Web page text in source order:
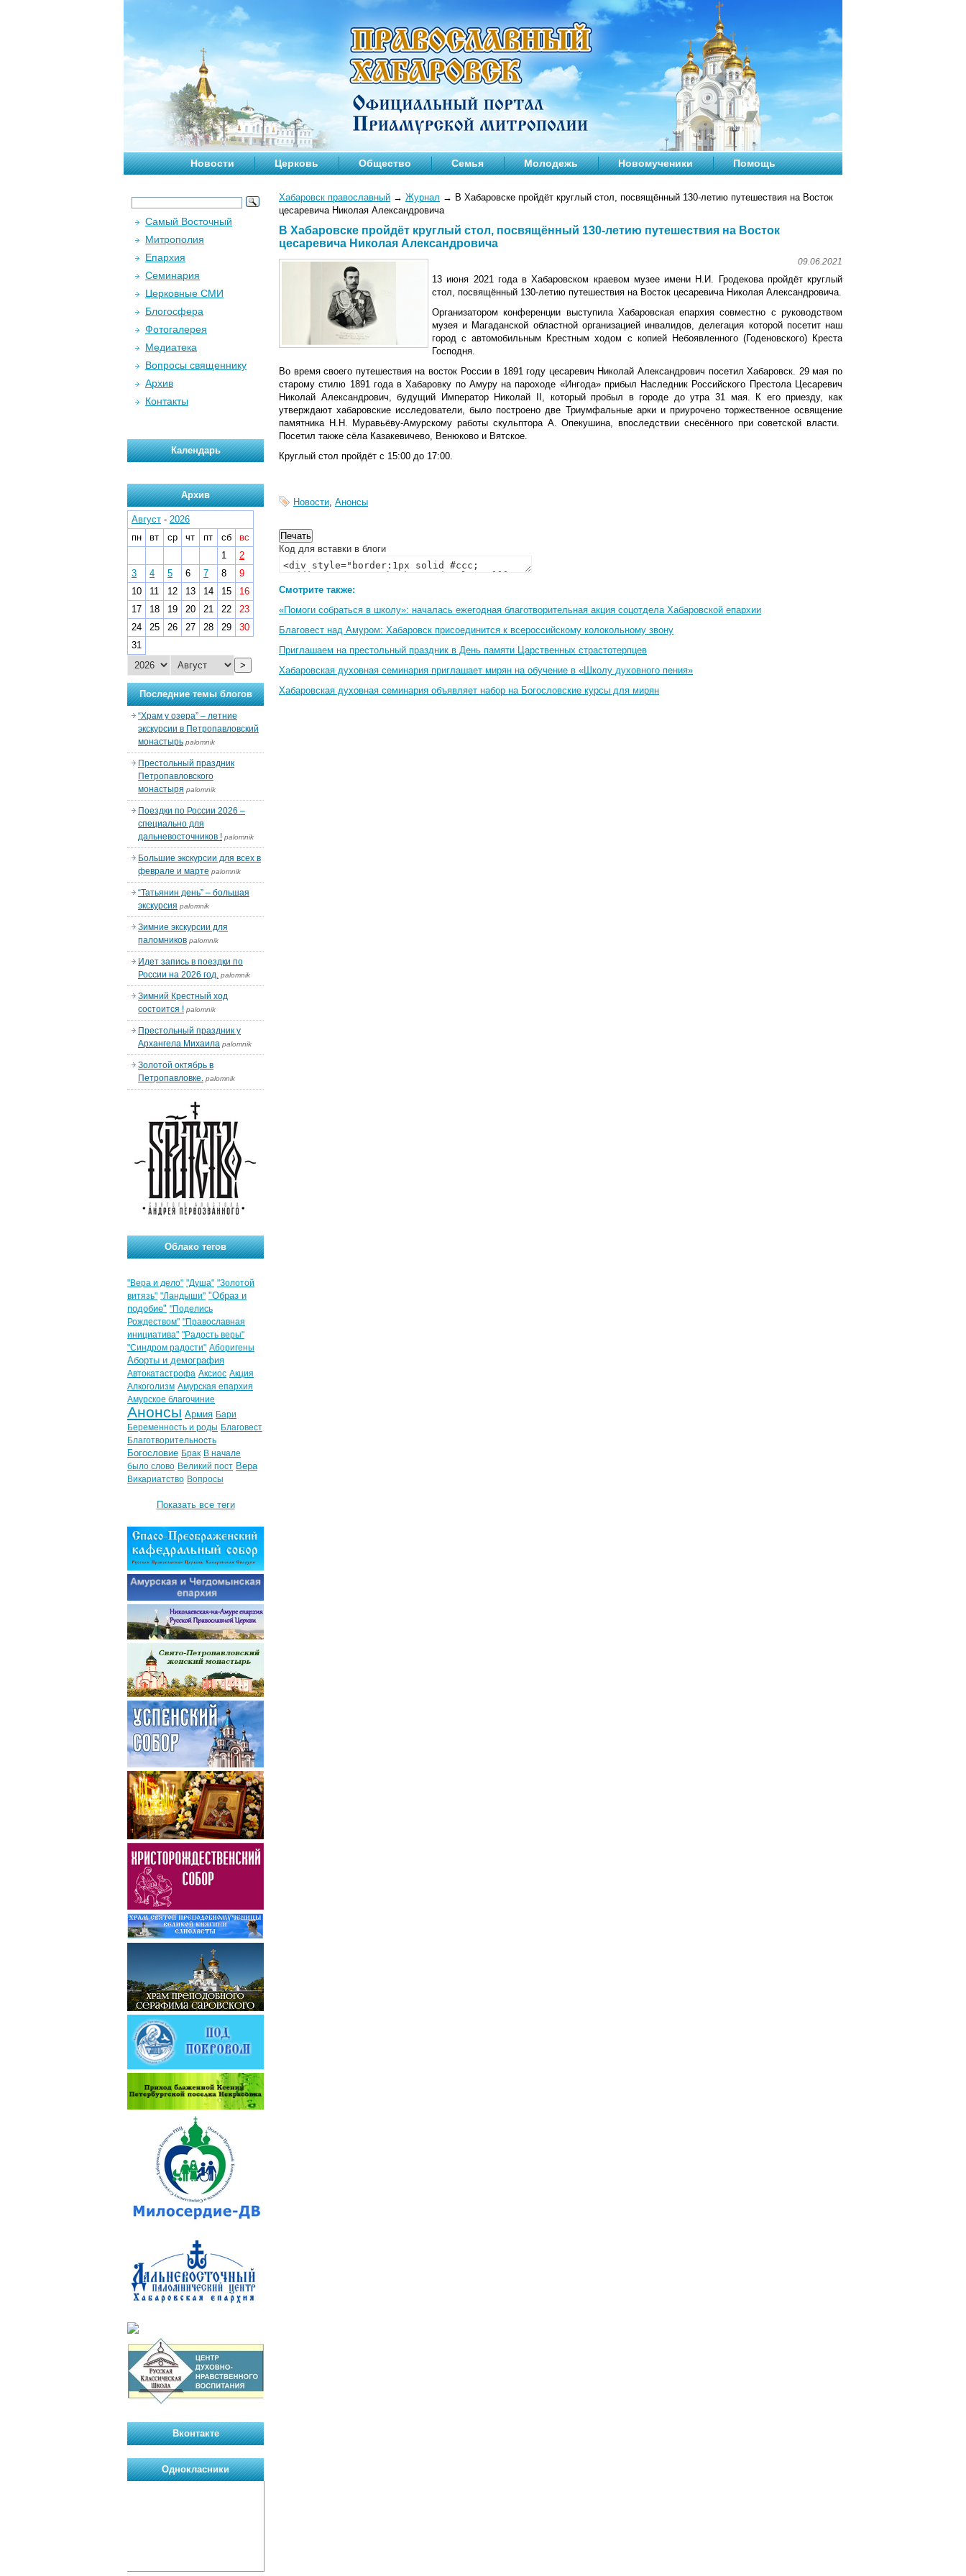
Новости Церковь Общество Семья Молодежь Новомученики Помощь
Хабаровск православный → Журнал → В Хабаровске пройдёт круглый стол, посвящённый 130-летию путешествия на Восток
цесаревича Николая Александровича
В Хабаровске пройдёт круглый стол, посвящённый 130-летию путешествия на Восток
цесаревича Николая Александровича
09.06.2021
13 июня 2021 года в Хабаровском краевом музее имени Н.И. Гродекова пройдёт круглый
стол, посвящённый 130-летию путешествия на Восток цесаревича Николая Александровича.
Организатором конференции выступила Хабаровская епархия совместно с руководством
музея и Магаданской областной организацией инвалидов, делегация которой посетит наш
город с автомобильным Крестным ходом с копией Небоявленного (Годеновского) Креста
Господня.
Во время своего путешествия на восток России в 1891 году цесаревич Николай Александрович посетил Хабаровск. 29 мая по
старому стилю 1891 года в Хабаровку по Амуру на пароходе «Ингода» прибыл Наследник Российского Престола Цесаревич
Николай Александрович, будущий Император Николай II, который пробыл в городе до утра 31 мая. К его приезду, как
утверждают хабаровские исследователи, было построено две Триумфальные арки и приурочено торжественное освящение
памятника Н.Н. Муравьёву-Амурскому работы скульптора А. Опекушина, впоследствии снесённого при советской власти.
Посетил также сёла Казакевичево, Венюково и Вятское.
Круглый стол пройдёт с 15:00 до 17:00.
Новости, Анонсы
Код для вставки в блоги
Смотрите также:
«Помоги собраться в школу»: началась ежегодная благотворительная акция соцотдела Хабаровской епархии
Благовест над Амуром: Хабаровск присоединится к всероссийскому колокольному звону
Приглашаем на престольный праздник в День памяти Царственных страстотерпцев
Хабаровская духовная семинария приглашает мирян на обучение в «Школу духовного пения»
Хабаровская духовная семинария объявляет набор на Богословские курсы для мирян
Самый Восточный
Митрополия
Епархия
Семинария
Церковные СМИ
Блогосфера
Фотогалерея
Медиатека
Вопросы священнику
Архив
Контакты
Календарь
Архив
Август - 2026
пн
вт ср чт пт сб
вс
1
2
3
4 5 6 7 8
9
10
11 12 13 14 15
16
17
18 19 20 21 22
23
24
25 26 27 28 29
30
31
>
Последние темы блогов
“Храм у озера” – летние
экскурсии в Петропавловский
монастырь palomnik
Престольный праздник
Петропавловского
монастыря palomnik
Поездки по России 2026 –
специально для
дальневосточников ! palomnik
Большие экскурсии для всех в
феврале и марте palomnik
“Татьянин день” – большая
экскурсия palomnik
Зимние экскурсии для
паломников palomnik
Идет запись в поездки по
России на 2026 год. palomnik
Зимний Крестный ход
состоится ! palomnik
Престольный праздник у
Архангела Михаила palomnik
Золотой октябрь в
Петропавловке. palomnik
Облако тегов
"Вера и дело" "Душа" "Золотой
витязь" "Ландыши" "Образ и
подобие" "Поделись
Рождеством" "Православная
инициатива" "Радость веры"
"Синдром радости" Аборигены
Аборты и демография
Автокатастрофа Аксиос Акция
Алкоголизм Амурская епархия
Амурское благочиние
Анонсы Армия Бари
Беременность и роды Благовест
Благотворительность
Богословие Брак В начале
было слово Великий пост Вера
Викариатство Вопросы
Показать все теги
Вконтакте
Однокласники